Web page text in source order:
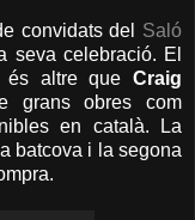
convidats del Saló
seva celebració. El
altre que Craig
grans obres com
en català. La
batcova i la segona